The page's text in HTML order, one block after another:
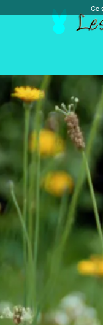
https://
tiers qu'il utilise collectent des